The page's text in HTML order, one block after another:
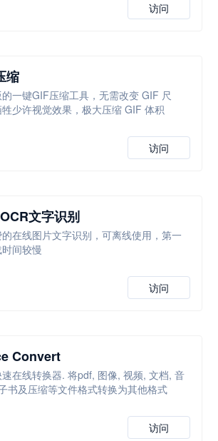
访问
缩
一键GIF压缩工具，无需改变 GIF 尺
少许视觉效果，极大压缩 GIF 体积
访问
文字识别
在线图片文字识别，可离线使用，第一
间较慢
访问
Convert
速在线转换器. 将pdf, 图像, 视频, 文档, 音
书及压缩等文件格式转换为其他格式
访问